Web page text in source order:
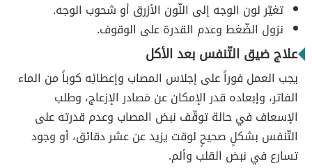
تغيّر لون الوجه إلى اللّون الأزرق أو شحوب الوجه.
نزول الضّغط وعدم القدرة على الوقوف.
علاج ضيق التّنفس بعد الأكل
يجب العمل فوراً على إجلاس المصاب وإعطائِه كوباً من الماء
الفاتر، وإبعاده قدر الإمكان عن مَصادر الإزعاج، وطلب
الإسعاف في حالة توقّف نبض المصاب وعدم قدرته على
التّنفس بشكلٍ صحيحٍ لوقت يزيد عن عشر دقائق، أو وجود
تسارع في نبض القلب وألم.